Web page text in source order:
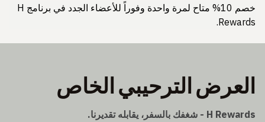
خصم 10% متاح لمرة واحدة وفوراً للأعضاء الجدد في برنامج H
Rewards.
العرض الترحيبي الخاص
H Rewards - شغفك بالسفر، يقابله تقديرنا.